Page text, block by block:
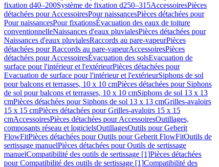
fixation d40–200Système de fixation d250–315AccessoiresPièces
détachées pour AccessoiresPour naissancesPièces détachées pour
Pour naissancesPour fixationsÉvacuation des eaux de toiture
conventionnelleNaissances d'eaux pluvialesPièces détachées pour
Naissances d'eaux pluvialesRaccords au pare-vapeurPièces
détachées pour Raccords au pare-vapeurAccessoiresPièces
détachées pour AccessoiresÉvacuation des solsEvacuation de
surface pour l'intérieur et l'extérieurPièces détachées pour
Evacuation de surface pour l'intérieur et l'extérieurSiphons de sol
pour balcons et terrasses, 10 x 10 cmPièces détachées pour Siphons
de sol pour balcons et terrasses, 10 x 10 cmSiphons de sol 13 x 13
cmPièces détachées pour Siphons de sol 13 x 13 cmGrilles-avaloirs
15 x 15 cmPièces détachées pour Grilles-avaloirs 15 x 15
cmAccessoiresPièces détachées pour AccessoiresOutillages,
composants réseau et logicielsOutillagesOutils pour Geberit
FlowFitPièces détachées pour Outils pour Geberit FlowFitOutils de
sertissage manuelPièces détachées pour Outils de sertissage
manuelCompatibilité des outils de sertissage [1]Pièces détachées
pour Compatibilité des outils de sertissage [1]Compatibilité des